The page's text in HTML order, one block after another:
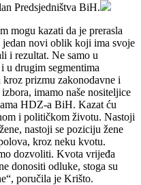
Predsjedništva BiH.
mogu kazati da je prerasla
jedan novi oblik koji ima svoje
i rezultat. Ne samo u
u drugim segmentima
prizmu zakonodavne i
imamo naše nositeljice
HDZ-a BiH. Kazat ću
i političkom životu. Nastoji
nastoji se poziciju žene
kroz neku kvotu.
dozvoliti. Kvota vrijeđa
donositi odluke, stoga su
poručila je Krišto.